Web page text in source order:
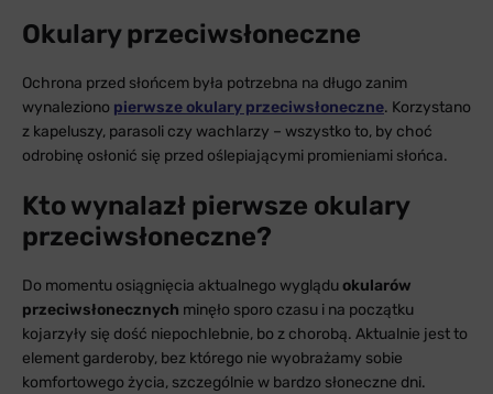
Okulary przeciwsłoneczne
Ochrona przed słońcem była potrzebna na długo zanim
wynaleziono pierwsze okulary przeciwsłoneczne. Korzystano
z kapeluszy, parasoli czy wachlarzy – wszystko to, by choć
odrobinę osłonić się przed oślepiającymi promieniami słońca.
Kto wynalazł pierwsze okulary
przeciwsłoneczne?
Do momentu osiągnięcia aktualnego wygląduokularów
przeciwsłonecznych minęło sporo czasu i na początku
kojarzyły się dość niepochlebnie, bo z chorobą. Aktualnie jest to
element garderoby, bez którego nie wyobrażamy sobie
komfortowego życia, szczególnie w bardzo słoneczne dni.